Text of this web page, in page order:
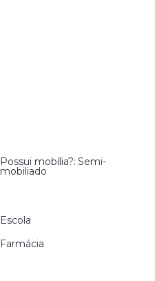
Possui mobília?: Semi-
mobiliado
Escola
Farmácia